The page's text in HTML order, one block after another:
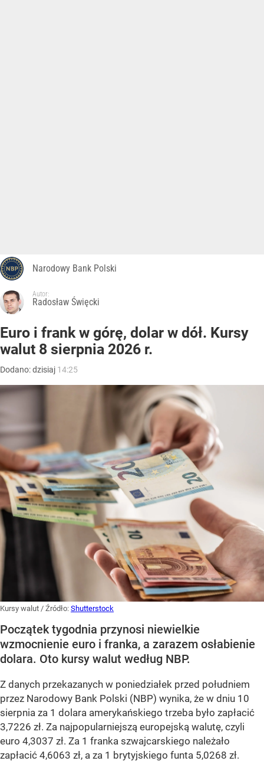
Narodowy Bank Polski
Autor:
Radosław Święcki
Euro i frank w górę, dolar w dół. Kursy
walut 8 sierpnia 2026 r.
Dodano:dzisiaj 14:25
Kursy walut / Źródło: Shutterstock
Początek tygodnia przynosi niewielkie
wzmocnienie euro i franka, a zarazem osłabienie
dolara. Oto kursy walut według NBP.
Z danych przekazanych w poniedziałek przed południem
przez Narodowy Bank Polski (NBP) wynika, że w dniu 10
sierpnia za 1 dolara amerykańskiego trzeba było zapłacić
3,7226 zł. Za najpopularniejszą europejską walutę, czyli
euro 4,3037 zł. Za 1 franka szwajcarskiego należało
zapłacić 4,6063 zł, a za 1 brytyjskiego funta 5,0268 zł.